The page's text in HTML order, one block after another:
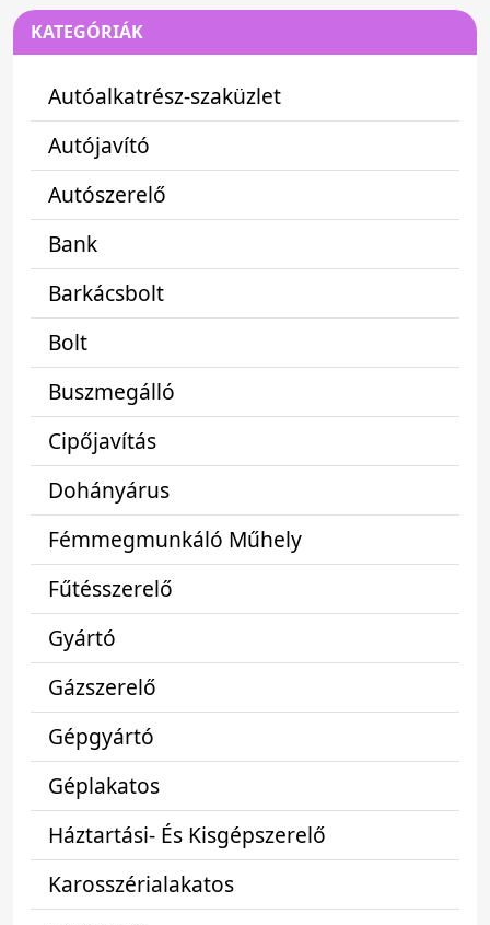
KATEGÓRIÁK
Autóalkatrész-szaküzlet
Autójavító
Autószerelő
Bank
Barkácsbolt
Bolt
Buszmegálló
Cipőjavítás
Dohányárus
Fémmegmunkáló Műhely
Fűtésszerelő
Gyártó
Gázszerelő
Gépgyártó
Géplakatos
Háztartási- És Kisgépszerelő
Karosszérialakatos